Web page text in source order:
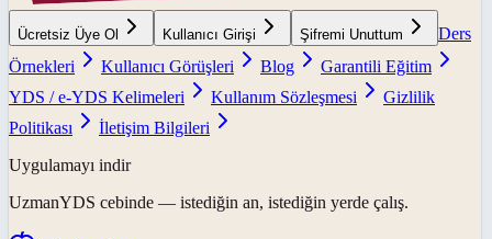
Ücretsiz Üye Ol Kullanıcı Girişi Şifremi Unuttum
Ders
Örnekleri
Kullanıcı Görüşleri Blog
Garantili Eğitim
YDS / e-YDS Kelimeleri
Kullanım Sözleşmesi
Gizlilik
Politikası
İletişim Bilgileri
Uygulamayı indir
UzmanYDS cebinde — istediğin an, istediğin yerde çalış.